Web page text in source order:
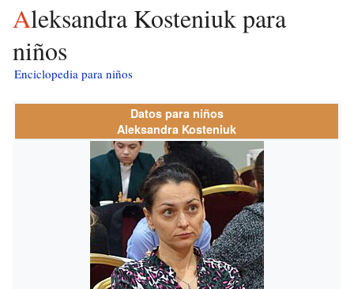
Aleksandra Kosteniuk para
niños
Enciclopedia para niños
Datos para niños
Aleksandra Kosteniuk